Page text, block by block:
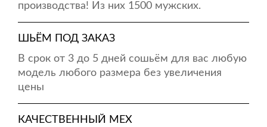
производства! Из них 1500 мужских.
ШЬЁМ ПОД ЗАКАЗ
В срок от 3 до 5 дней сошьём для вас любую
модель любого размера без увеличения
цены
КАЧЕСТВЕННЫЙ МЕХ